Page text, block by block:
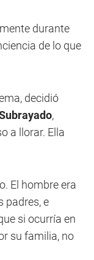
durante
de lo que
decidió
,
a llorar. Ella
El hombre era
padres, e
si ocurría en
su familia, no